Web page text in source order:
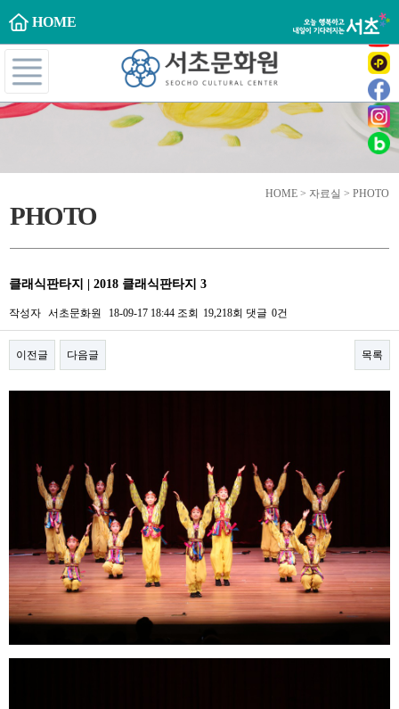
HOME
HOME > 자료실 > PHOTO
PHOTO
클래식판타지 | 2018 클래식판타지 3
작성자 서초문화원 18-09-17 18:44 조회 19,218회 댓글 0건
이전글 다음글 목록